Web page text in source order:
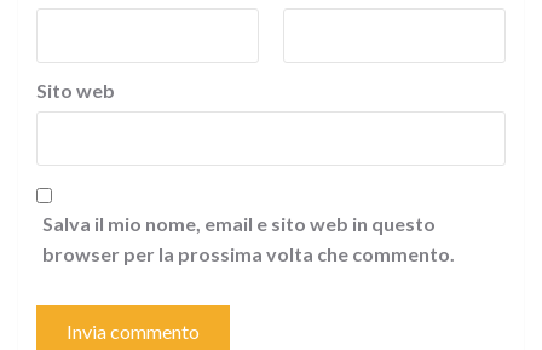
Sito web
Salva il mio nome, email e sito web in questo
browser per la prossima volta che commento.